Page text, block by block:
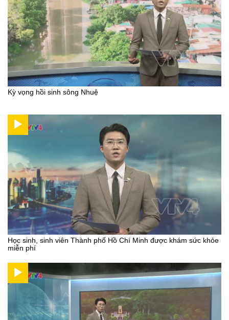
Kỳ vọng hồi sinh sông Nhuệ
Học sinh, sinh viên Thành phố Hồ Chí Minh được khám sức khỏe
miễn phí